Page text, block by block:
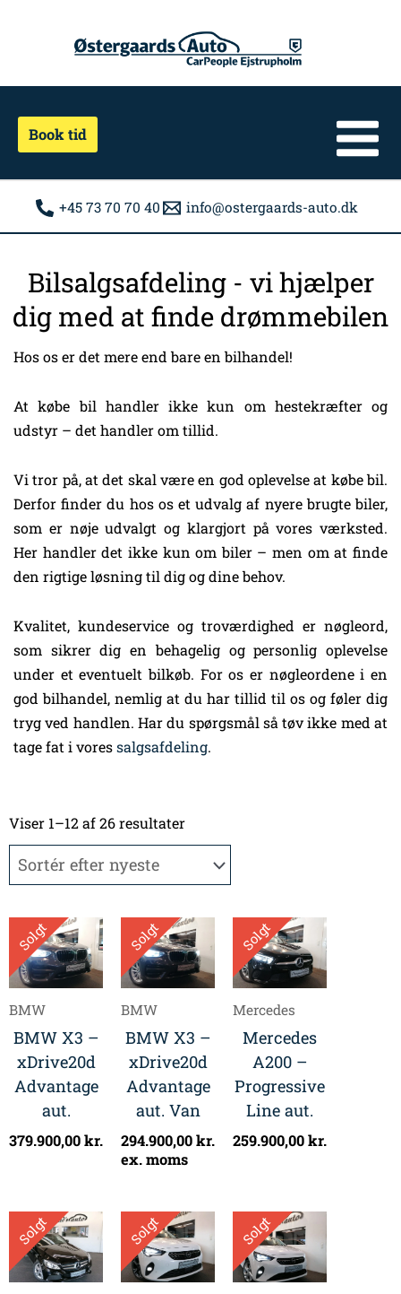
Book tid
+45 73 70 70 40 info@ostergaards-auto.dk
Bilsalgsafdeling - vi hjælper
dig med at finde drømmebilen
Hos os er det mere end bare en bilhandel!
At købe bil handler ikke kun om hestekræfter og
udstyr – det handler om tillid.
Vi tror på, at det skal være en god oplevelse at købe bil.
Derfor finder du hos os et udvalg af nyere brugte biler,
som er nøje udvalgt og klargjort på vores værksted.
Her handler det ikke kun om biler – men om at finde
den rigtige løsning til dig og dine behov.
Kvalitet, kundeservice og troværdighed er nøgleord,
som sikrer dig en behagelig og personlig oplevelse
under et eventuelt bilkøb. For os er nøgleordene i en
god bilhandel, nemlig at du har tillid til os og føler dig
tryg ved handlen. Har du spørgsmål så tøv ikke med at
tage fat i voressalgsafdeling.
Viser 1–12 af 26 resultaterefter
Solgt
BMW
BMW X3 –
xDrive20d
Advantage
aut.
379.900,00kr.
Solgt
BMW
BMW X3 –
xDrive20d
Advantage
aut. Van
294.900,00kr.
ex. moms
Solgt
Mercedes
Mercedes
A200 –
Progressive
Line aut.
259.900,00kr.
Solgt Solgt Solgt